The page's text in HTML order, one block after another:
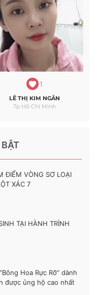
ĐIỂM VÒNG SƠ LOẠI
XÁC 7
TẠI HÀNH TRÌNH
Hoa Rực Rỡ” dành
được ủng hộ cao nhất
1
LÊ THỊ KIM NGÂN
Tp Hồ Chí Minh